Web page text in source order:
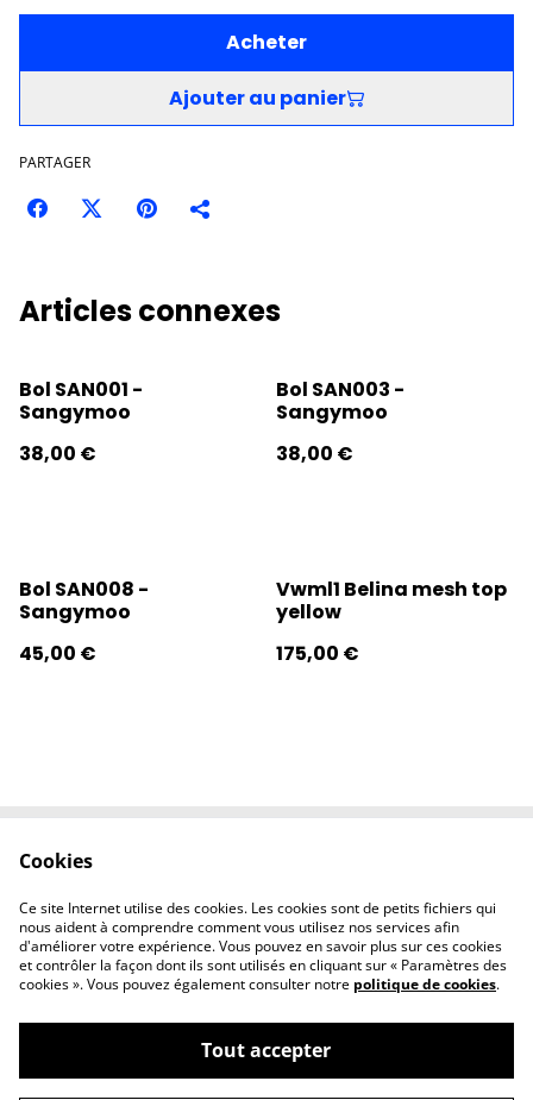
Acheter
Ajouter au panier
PARTAGER
Articles connexes
Bol SAN001 -
Sangymoo
38,00 €
Bol SAN003 -
Sangymoo
38,00 €
Bol SAN008 -
Sangymoo
45,00 €
Vwml1 Belina mesh top
yellow
175,00 €
Contactez-nous
Politique de
confidentialité
Politique de
cookies
©2026l'éclipse
Cookies
Ce site Internet utilise des cookies. Les cookies sont de petits fichiers qui
nous aident à comprendre comment vous utilisez nos services afin
d'améliorer votre expérience. Vous pouvez en savoir plus sur ces cookies
et contrôler la façon dont ils sont utilisés en cliquant sur « Paramètres des
cookies ». Vous pouvez également consulter notre politique de cookies.
Tout accepter